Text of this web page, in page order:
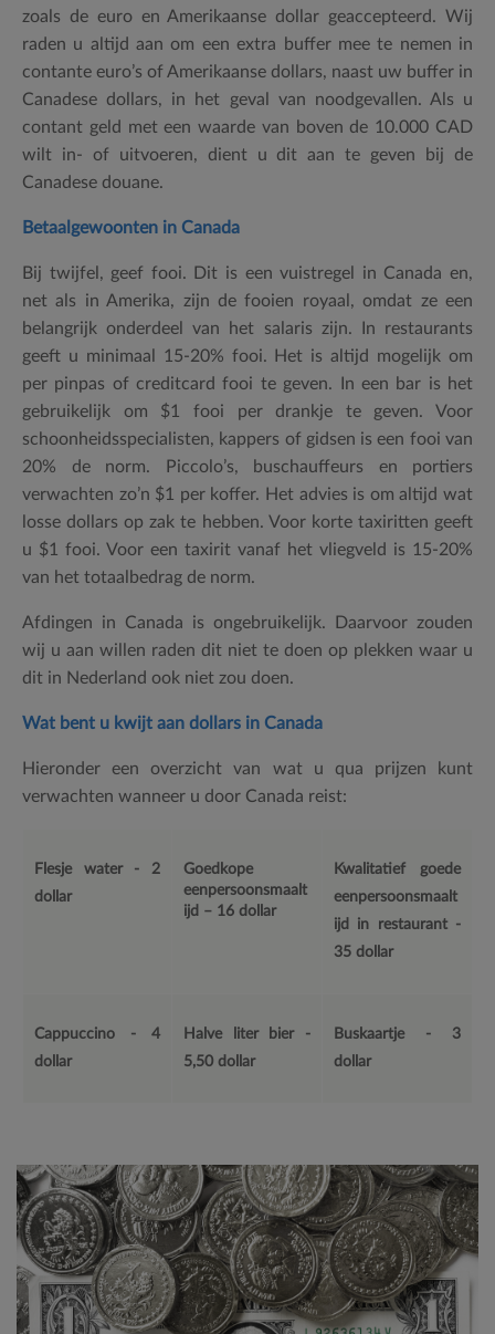
zoals de euro en Amerikaanse dollar geaccepteerd. Wij
raden u altijd aan om een extra buffer mee te nemen in
contante euro’s of Amerikaanse dollars, naast uw buffer in
Canadese dollars, in het geval van noodgevallen. Als u
contant geld met een waarde van boven de 10.000 CAD
wilt in- of uitvoeren, dient u dit aan te geven bij de
Canadese douane.
Betaalgewoonten in Canada
Bij twijfel, geef fooi. Dit is een vuistregel in Canada en,
net als in Amerika, zijn de fooien royaal, omdat ze een
belangrijk onderdeel van het salaris zijn. In restaurants
geeft u minimaal 15-20% fooi. Het is altijd mogelijk om
per pinpas of creditcard fooi te geven. In een bar is het
gebruikelijk om $1 fooi per drankje te geven. Voor
schoonheidsspecialisten, kappers of gidsen is een fooi van
20% de norm. Piccolo’s, buschauffeurs en portiers
verwachten zo’n $1 per koffer. Het advies is om altijd wat
losse dollars op zak te hebben. Voor korte taxiritten geeft
u $1 fooi. Voor een taxirit vanaf het vliegveld is 15-20%
van het totaalbedrag de norm.
Afdingen in Canada is ongebruikelijk. Daarvoor zouden
wij u aan willen raden dit niet te doen op plekken waar u
dit in Nederland ook niet zou doen.
Wat bent u kwijt aan dollars in Canada
Hieronder een overzicht van wat u qua prijzen kunt
verwachten wanneer u door Canada reist:
Flesje water - 2
dollar
Goedkope
eenpersoonsmaalt
ijd – 16 dollar
Kwalitatief goede
eenpersoonsmaalt
ijd in restaurant -
35 dollar
Cappuccino - 4
dollar
Halve liter bier -
5,50 dollar
Buskaartje - 3
dollar